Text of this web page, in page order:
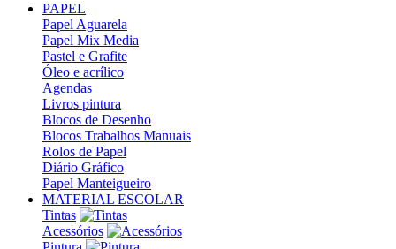
PAPEL
Papel Aguarela
Papel Mix Media
Pastel e Grafite
Óleo e acrílico
Agendas
Livros pintura
Blocos de Desenho
Blocos Trabalhos Manuais
Rolos de Papel
Diário Gráfico
Papel Manteigueiro
MATERIAL ESCOLAR
Tintas
Acessórios